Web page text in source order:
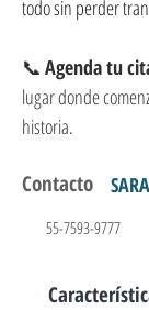
todo sin perder
📞 Agenda tu
lugar donde
historia.
Contacto
55-7593-9777